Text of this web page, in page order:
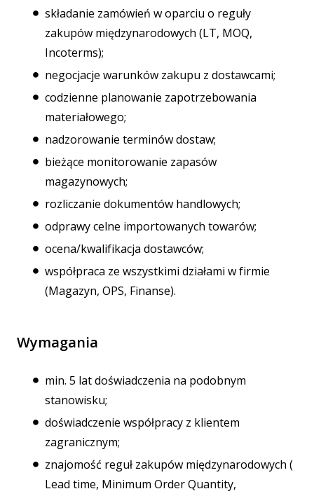
składanie zamówień w oparciu o reguły
zakupów międzynarodowych (LT, MOQ,
Incoterms);
negocjacje warunków zakupu z dostawcami;
codzienne planowanie zapotrzebowania
materiałowego;
nadzorowanie terminów dostaw;
bieżące monitorowanie zapasów
magazynowych;
rozliczanie dokumentów handlowych;
odprawy celne importowanych towarów;
ocena/kwalifikacja dostawców;
współpraca ze wszystkimi działami w firmie
(Magazyn, OPS, Finanse).
Wymagania
min. 5 lat doświadczenia na podobnym
stanowisku;
doświadczenie współpracy z klientem
zagranicznym;
znajomość reguł zakupów międzynarodowych (
Lead time, Minimum Order Quantity,